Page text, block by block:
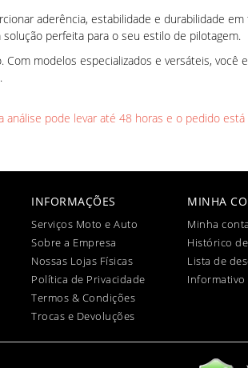
aderência, estabilidade e durabilidade em
perfeita para o seu estilo de pilotagem.
modelos especializados e versáteis, você
análise pode levar até 48 horas e o pedido
INFORMAÇÕES
Serviços Moto e Auto
Sobre a Empresa
Nossas Lojas Físicas
Política de Privacidade
Termos & Condições
Trocas e Devoluções
MINHA
Minha conta
Histórico
Lista de
Informativo